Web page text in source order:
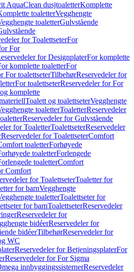
AquaClean dusjtoaletterKomplette
toaletterVegghengte
toaletterGulvstående
for ToalettseterFor
For
for DesignplaterFor komplette
komplette toaletterFor
For toalettseterTilbehørReservedeler for
For toalettseterReservedeler for For
komplette
Toalett og toalettseterVegghengte
toaletterToaletterReservedeler
Reservedeler for Gulvstående
for ToaletterToalettseterReservedeler
Reservedeler for ToalettseterComfort
toaletterForhøyede
toaletterForlengede
toaletterComfort
Comfort
for ToalettseterToaletter for
for barnVegghengte
toaletterToalettseter for
for barnToalettseterReservedeler
Reservedeler for
bidéerReservedeler for
bidéerTilbehørReservedeler for
WC
Reservedeler for BetjeningsplaterFor
Reservedeler for For Sigma
innbyggingssisternerReservedeler